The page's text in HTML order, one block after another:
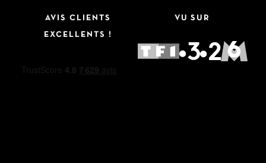
AVIS CLIENTS
EXCELLENTS !
VU SUR